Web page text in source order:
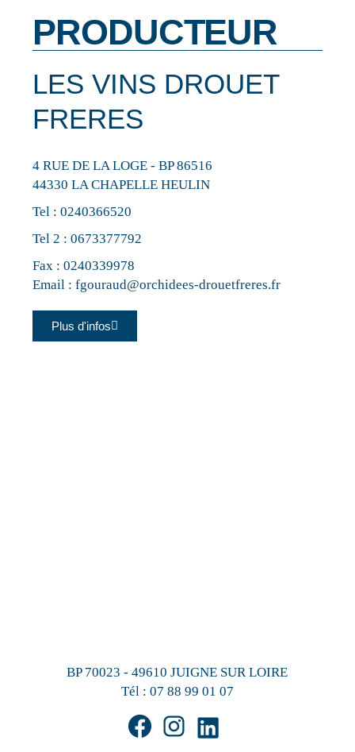
PRODUCTEUR
LES VINS DROUET
FRERES
4 RUE DE LA LOGE - BP 86516
44330 LA CHAPELLE HEULIN
Tel :0240366520
Tel 2 :0673377792
Fax : 0240339978
Email :fgouraud@orchidees-drouetfreres.fr
Plus d'infos
BP 70023 - 49610 JUIGNE SUR LOIRE
Tél : 07 88 99 01 07